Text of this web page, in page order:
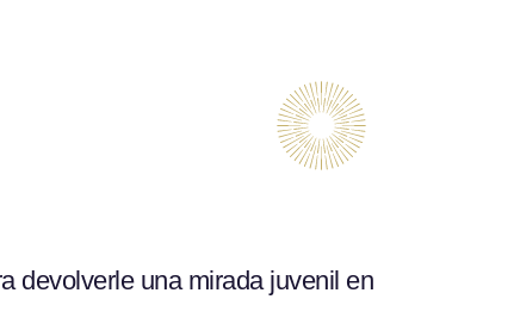
devolverle una mirada juvenil en